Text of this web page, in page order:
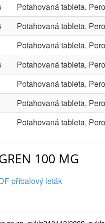
Potahovaná tableta,
Potahovaná tableta,
Potahovaná tableta,
Potahovaná tableta,
Potahovaná tableta,
Potahovaná tableta,
Potahovaná tableta,
100 MG
příbalový leták